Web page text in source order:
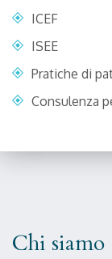
ICEF
ISEE
Pratiche di
Consulenza
Chi siamo